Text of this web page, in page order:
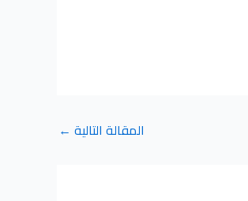
المقالة التالية ←